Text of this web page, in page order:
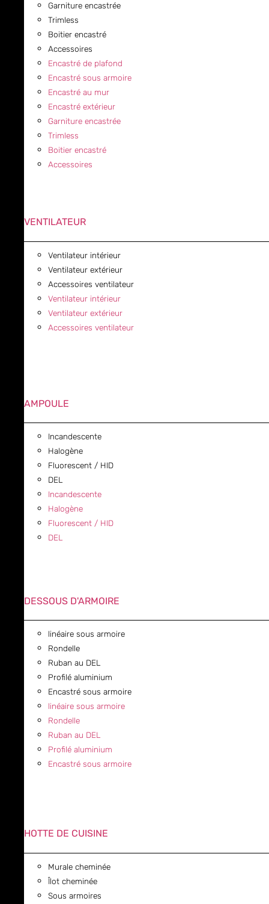
Garniture encastrée
Trimless
Boitier encastré
Accessoires
Encastré de plafond
Encastré sous armoire
Encastré au mur
Encastré extérieur
Garniture encastrée
Trimless
Boitier encastré
Accessoires
VENTILATEUR
Ventilateur intérieur
Ventilateur extérieur
Accessoires ventilateur
Ventilateur intérieur
Ventilateur extérieur
Accessoires ventilateur
AMPOULE
Incandescente
Halogène
Fluorescent / HID
DEL
Incandescente
Halogène
Fluorescent / HID
DEL
DESSOUS D'ARMOIRE
linéaire sous armoire
Rondelle
Ruban au DEL
Profilé aluminium
Encastré sous armoire
linéaire sous armoire
Rondelle
Ruban au DEL
Profilé aluminium
Encastré sous armoire
HOTTE DE CUISINE
Murale cheminée
Îlot cheminée
Sous armoires